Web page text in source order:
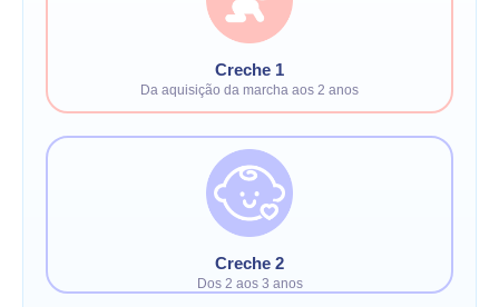
Creche 1
Da aquisição da marcha aos 2 anos
Creche 2
Dos 2 aos 3 anos